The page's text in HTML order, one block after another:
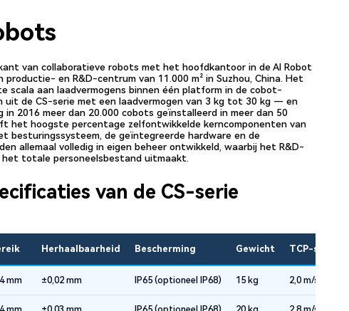
van collaboratieve robots met het hoofdkantoor in de AI Robot
productie- en R&D-centrum van 11.000 m² in Suzhou, China. Het
scala aan laadvermogens binnen één platform in de cobot-
uit de CS-serie met een laadvermogen van 3 kg tot 30 kg — en
2016 meer dan 20.000 cobots geïnstalleerd in meer dan 50
het hoogste percentage zelfontwikkelde kerncomponenten van
besturingssysteem, de geïntegreerde hardware en de
allemaal volledig in eigen beheer ontwikkeld, waarbij het R&D-
het totale personeelsbestand uitmaakt.
van de CS-serie
Herhaalbaarheid Bescherming Gewicht TCP-snelheid
mm ±0,02 mm IP65 (optioneel IP68) 15 kg 2,0 m/s